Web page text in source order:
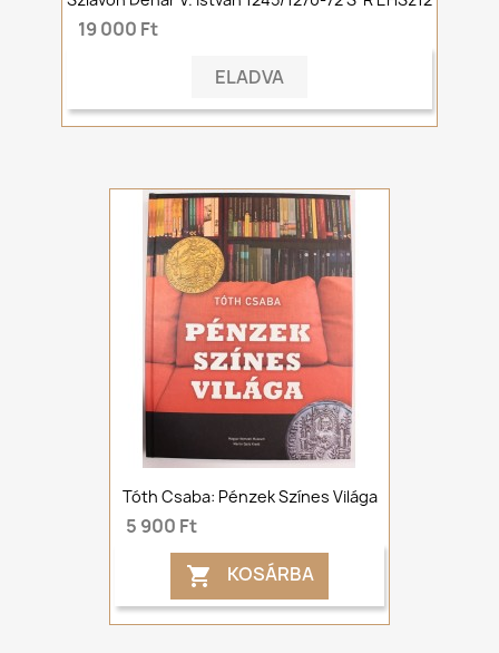
19 000 Ft
ELADVA
Tóth Csaba: Pénzek Színes Világa
5 900 Ft
 KOSÁRBA